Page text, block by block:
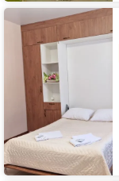
Гостиница
Адреналин